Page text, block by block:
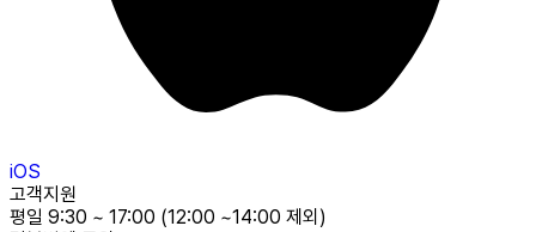
iOS
고객지원
평일 9:30 ~ 17:00 (12:00 ~14:00 제외)